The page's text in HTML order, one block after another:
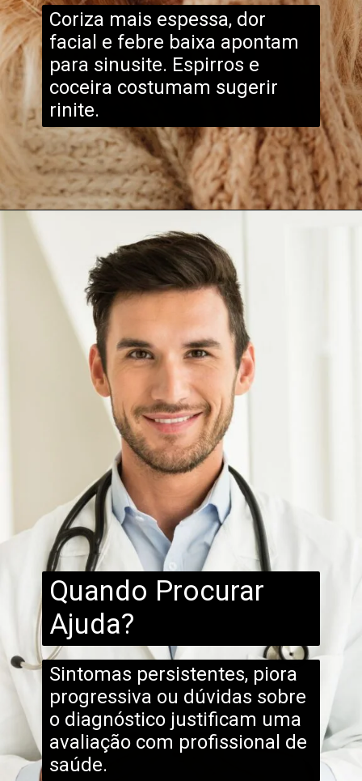
Coriza mais espessa, dor
facial e febre baixa apontam
para sinusite. Espirros e
coceira costumam sugerir
rinite.
Sintomas persistentes, piora
progressiva ou dúvidas sobre
o diagnóstico justificam uma
avaliação com profissional de
saúde.
Quando Procurar
Ajuda?